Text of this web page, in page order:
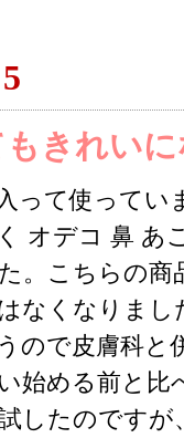
5
きれい
って使ってい
オデコ 鼻 あ
。こちらの
なくなりま
ので皮膚科と
始める前と
したのです